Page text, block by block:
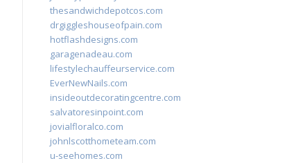
thesandwichdepotcos.com
drgiggleshouseofpain.com
hotflashdesigns.com
garagenadeau.com
lifestylechauffeurservice.com
EverNewNails.com
insideoutdecoratingcentre.com
salvatoresinpoint.com
jovialfloralco.com
johnlscotthometeam.com
u-seehomes.com